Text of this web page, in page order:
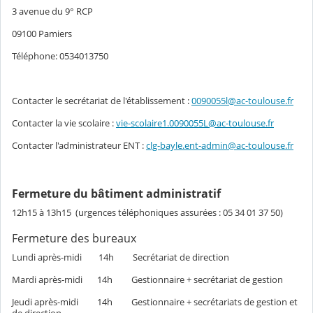
3 avenue du 9° RCP
09100 Pamiers
Téléphone: 0534013750
Contacter le secrétariat de l'établissement :0090055l@ac-toulouse.fr
Contacter la vie scolaire :vie-scolaire1.0090055L@ac-toulouse.fr
Contacter l'administrateur ENT :clg-bayle.ent-admin@ac-toulouse.fr
Fermeture du bâtiment administratif
12h15 à 13h15 (urgences téléphoniques assurées : 05 34 01 37 50)
Fermeture des bureaux
Lundi après-midi 14h Secrétariat de direction
Mardi après-midi 14h Gestionnaire + secrétariat de gestion
Jeudi après-midi 14h Gestionnaire + secrétariats de gestion et